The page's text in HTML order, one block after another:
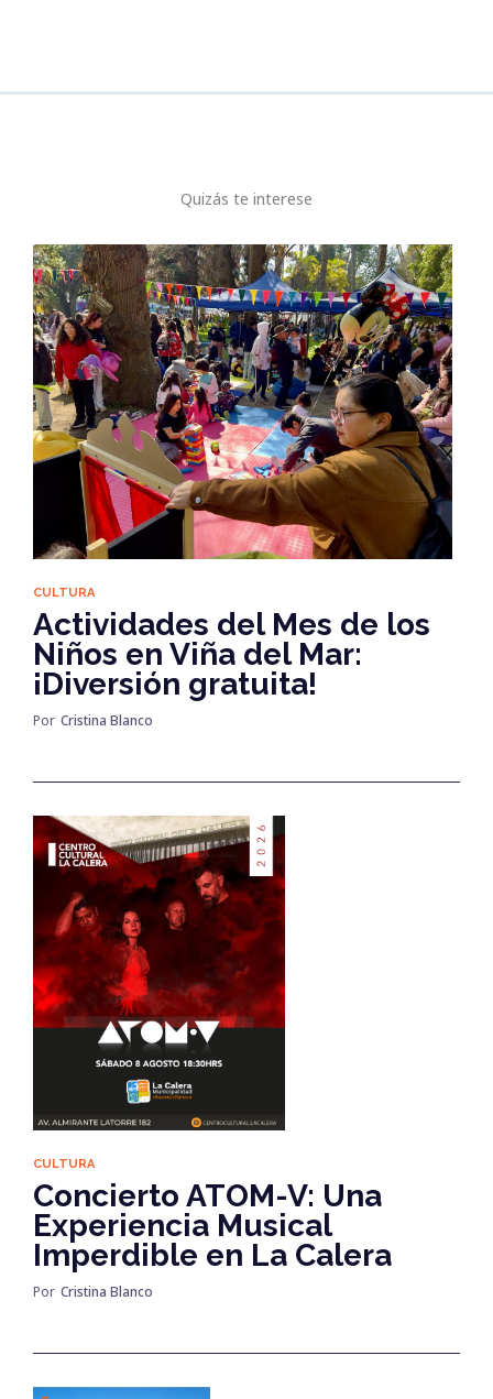
Quizás te interese
CULTURA
Actividades del Mes de los
Niños en Viña del Mar:
¡Diversión gratuita!
Por Cristina Blanco
CULTURA
Concierto ATOM-V: Una
Experiencia Musical
Imperdible en La Calera
Por Cristina Blanco